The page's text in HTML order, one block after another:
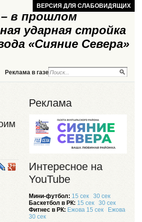
в прошлом
ударная стройка
«Сияние Севера»
ВЕРСИЯ ДЛЯ СЛАБОВИДЯЩИХ
Реклама в газете Реклама на сайте
Реклама
Интересное на
YouTube
Мини-футбол: 15 сек
30 сек
Баскетбол в РК: 15 сек
30 сек
Фитнес в РК: Ежова 15 сек
Ежова
30 сек